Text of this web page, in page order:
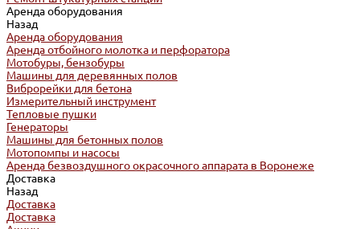
Аренда оборудования
Назад
Аренда оборудования
Аренда отбойного молотка и перфоратора
Мотобуры, бензобуры
Машины для деревянных полов
Виброрейки для бетона
Измерительный инструмент
Тепловые пушки
Генераторы
Машины для бетонных полов
Мотопомпы и насосы
Аренда безвоздушного окрасочного аппарата в Воронеже
Доставка
Назад
Доставка
Доставка